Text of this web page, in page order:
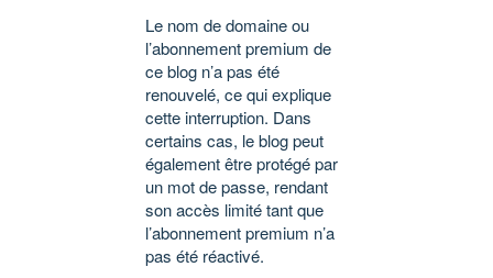
Le nom de domaine ou
l’abonnement premium de
ce blog n’a pas été
renouvelé, ce qui explique
cette interruption. Dans
certains cas, le blog peut
également être protégé par
un mot de passe, rendant
son accès limité tant que
l’abonnement premium n’a
pas été réactivé.